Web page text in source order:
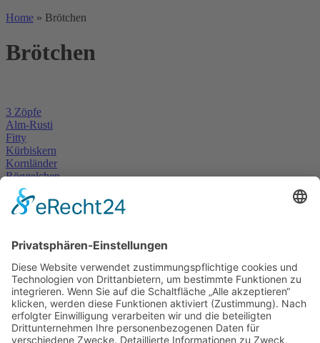
Home » Brötchen
Brötchen
3 Zöpfe
Alm-Rusti
Fitty
Kürbiskern
Kornländer
Röggelchen
Sonnenblumenkern Brötchen
Vollkorn
Roggen ohne
Sesam
Schwedenbrötchen
Kontakt
Thomas-Mann-Straße 8
09427 Ehrenfriedersdorf